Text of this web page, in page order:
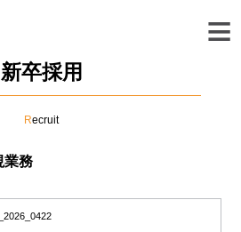
≡
新卒採用
Recruit
業務